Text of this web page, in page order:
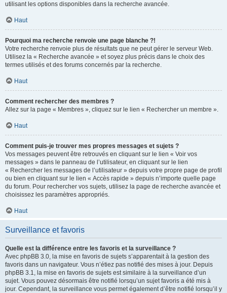
utilisant les options disponibles dans la recherche avancée.
Haut
Pourquoi ma recherche renvoie une page blanche ?!
Votre recherche renvoie plus de résultats que ne peut gérer le serveur Web.
Utilisez la « Recherche avancée » et soyez plus précis dans le choix des
termes utilisés et des forums concernés par la recherche.
Haut
Comment rechercher des membres ?
Allez sur la page « Membres », cliquez sur le lien « Rechercher un membre ».
Haut
Comment puis-je trouver mes propres messages et sujets ?
Vos messages peuvent être retrouvés en cliquant sur le lien « Voir vos
messages » dans le panneau de l’utilisateur, en cliquant sur le lien
« Rechercher les messages de l’utilisateur » depuis votre propre page de profil
ou bien en cliquant sur le lien « Accès rapide » depuis n’importe quelle page
du forum. Pour rechercher vos sujets, utilisez la page de recherche avancée et
choisissez les paramètres appropriés.
Haut
Surveillance et favoris
Quelle est la différence entre les favoris et la surveillance ?
Avec phpBB 3.0, la mise en favoris de sujets s’apparentait à la gestion des
favoris dans un navigateur. Vous n’étiez pas notifié des mises à jour. Depuis
phpBB 3.1, la mise en favoris de sujets est similaire à la surveillance d’un
sujet. Vous pouvez désormais être notifié lorsqu’un sujet favoris a été mis à
jour. Cependant, la surveillance vous permet également d’être notifié lorsqu’il y